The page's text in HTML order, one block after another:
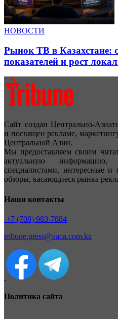
НОВОСТИ
Рынок ТВ в Казахстане:
показателей и рост
Сайт создан Центрально-
и посвящен рекламе,
Центральной Азии.
Мы предоставляем своим
актуальную
специалистами, интересные и
обзоры, касающиеся рынка
Наши контакты
+7 (708) 983-7884
tribune.press@aaca.com.kz
Политика сайта